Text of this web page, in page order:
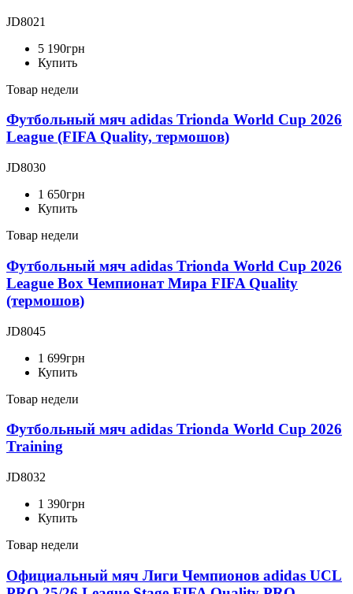
JD8021
5 190грн
Купить
Товар недели
Футбольный мяч adidas Trionda World Cup 2026
League (FIFA Quality, термошов)
JD8030
1 650грн
Купить
Товар недели
Футбольный мяч adidas Trionda World Cup 2026
League Box Чемпионат Мира FIFA Quality
(термошов)
JD8045
1 699грн
Купить
Товар недели
Футбольный мяч adidas Trionda World Cup 2026
Training
JD8032
1 390грн
Купить
Товар недели
Официальный мяч Лиги Чемпионов adidas UCL